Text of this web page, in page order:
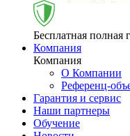
Бесплатная полная
Компания
Компания
О Компании
Референц-
Гарантия и сервис
Наши партнеры
Обучение